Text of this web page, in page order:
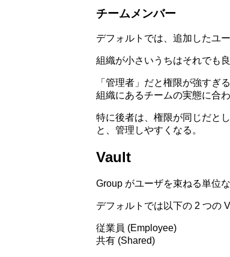
チームメンバー
デフォルトでは、追加したユ
組織が小さいうちはそれでも
「管理者」だと権限が強すぎ
組織にあるチームの実態に合
特に後者は、権限が同じだと
と、管理しやすくなる。
Vault
Group がユーザを束ねる単位
デフォルトでは以下の 2 つの
従業員 (Employee)
共有 (Shared)